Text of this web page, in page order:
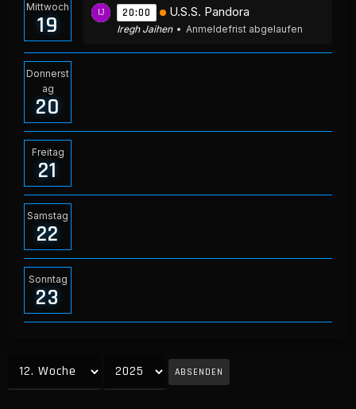
Mittwoch
19 20:00 U.S.S. Pandora
Iregh Jaihen Anmeldefrist abgelaufen
Donnerst
ag
20
Freitag
21
Samstag
22
Sonntag
23
ABSENDEN